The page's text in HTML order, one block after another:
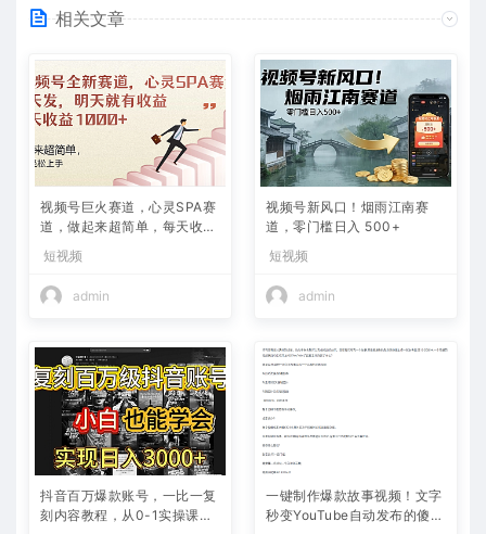
相关文章
视频号巨火赛道，心灵SPA赛
道，做起来超简单，每天收益
800+
短视频
admin
视频号新风口！烟雨江南赛
道，零门槛日入 500+
短视频
admin
抖音百万爆款账号，一比一复
刻内容教程，从0-1实操课，
一键制作爆款故事视频！文字
秒变YouTube自动发布的傻瓜